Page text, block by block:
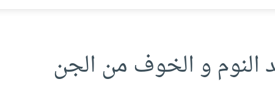
النوم و الخوف من الجن